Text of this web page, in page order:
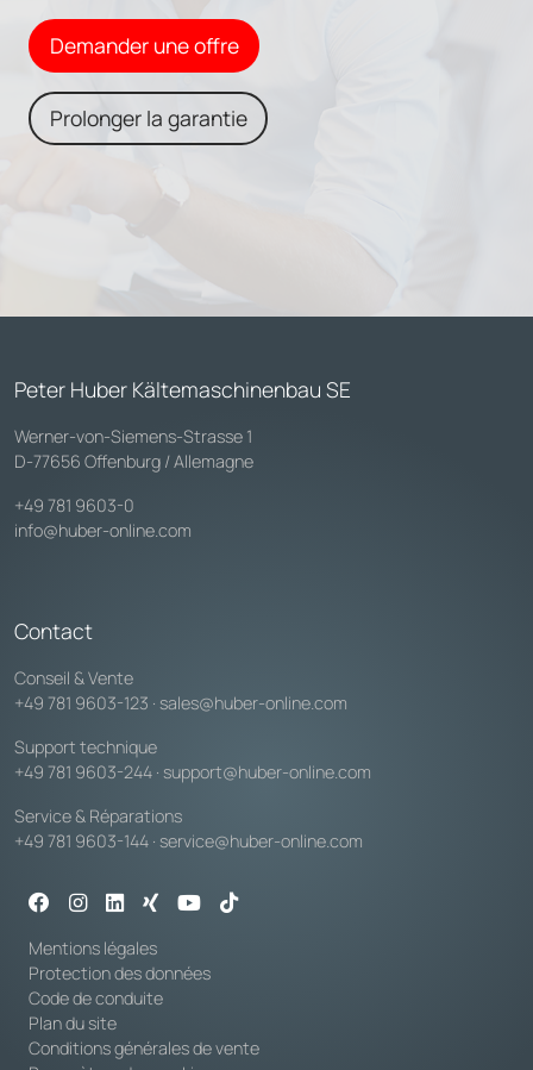
Demander une offre
Prolonger la garantie
Peter Huber Kältemaschinenbau SE
Werner-von-Siemens-Strasse 1
D-77656 Offenburg / Allemagne
+49 781 9603-0
info@huber-online.com
Contact
Conseil & Vente
+49 781 9603-123 · sales@huber-online.com
Support technique
+49 781 9603-244 · support@huber-online.com
Service & Réparations
+49 781 9603-144 · service@huber-online.com
Mentions légales
Protection des données
Code de conduite
Plan du site
Conditions générales de vente